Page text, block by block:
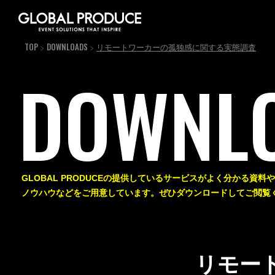
TOP DOWNLOADS リモートワーカーの孤独感に関する実態調査
GLOBAL PRODUCEの提供しているサービスがよく分かる資料
ノウハウなどをご用意しています。ぜひダウンロードしてご閲覧
リモー